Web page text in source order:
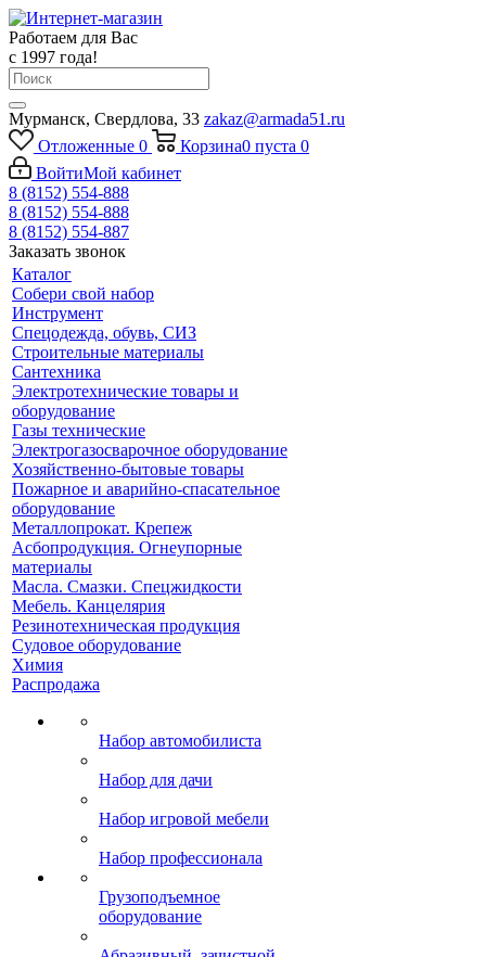
Работаем для Вас
с 1997 года!
Мурманск, Свердлова, 33 zakaz@armada51.ru
Отложенные 0 Корзина0 пуста 0
ВойтиМой кабинет
8 (8152) 554-888
8 (8152) 554-888
8 (8152) 554-887
Заказать звонок
Каталог
Собери свой набор
Инструмент
Спецодежда, обувь, СИЗ
Строительные материалы
Сантехника
Электротехнические товары и
оборудование
Газы технические
Электрогазосварочное оборудование
Хозяйственно-бытовые товары
Пожарное и аварийно-спасательное
оборудование
Металлопрокат. Крепеж
Асбопродукция. Огнеупорные
материалы
Масла. Смазки. Спецжидкости
Мебель. Канцелярия
Резинотехническая продукция
Судовое оборудование
Химия
Распродажа
Набор автомобилиста
Набор для дачи
Набор игровой мебели
Набор профессионала
Грузоподъемное
оборудование